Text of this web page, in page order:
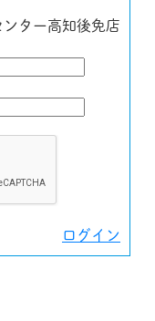
ター高知後免店
ログイン